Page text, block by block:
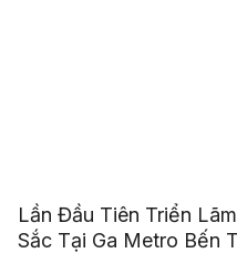
Lần Đầu Tiên Triển
Sắc Tại Ga Metro Bến